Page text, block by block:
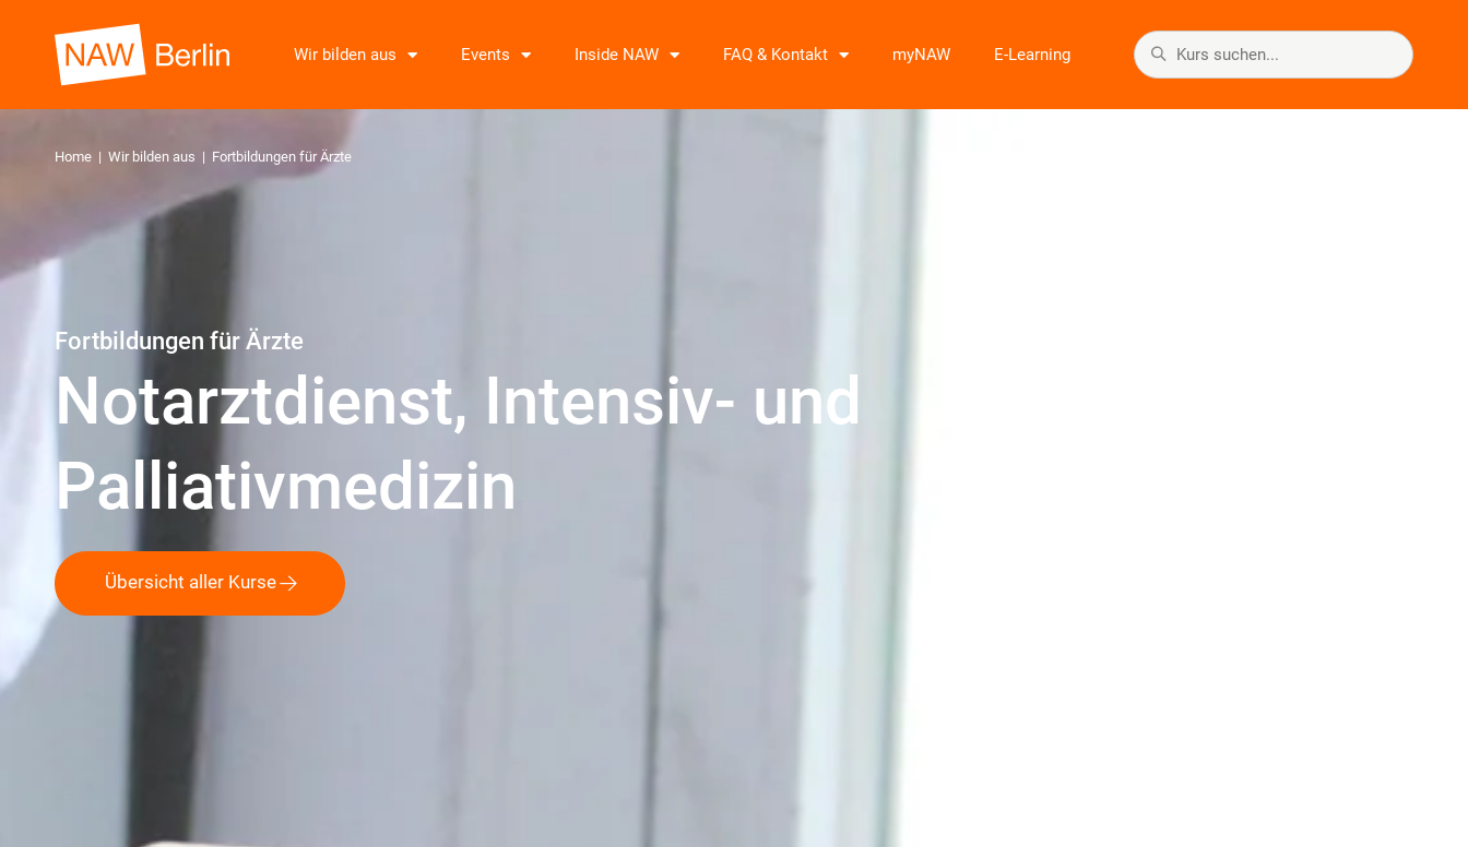
Wir bilden aus Events Inside NAW FAQ & Kontakt myNAW E-Learning
Home | Wir bilden aus | Fortbildungen für Ärzte
Fortbildungen für Ärzte
Notarztdienst, Intensiv- und
Palliativmedizin
Übersicht aller Kurse